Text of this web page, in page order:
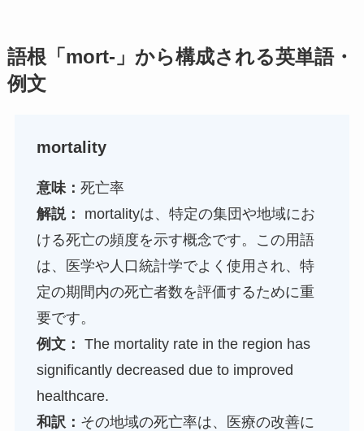
語根「mort-」から構成される英単語・
例文
mortality
意味： 死亡率
解説：
mortalityは、特定の集団や地域にお
ける死亡の頻度を示す概念です。この用語
は、医学や人口統計学でよく使用され、特
定の期間内の死亡者数を評価するために重
要です。
例文： The mortality rate in the region has
significantly decreased due to improved
healthcare.
和訳： その地域の死亡率は、医療の改善に